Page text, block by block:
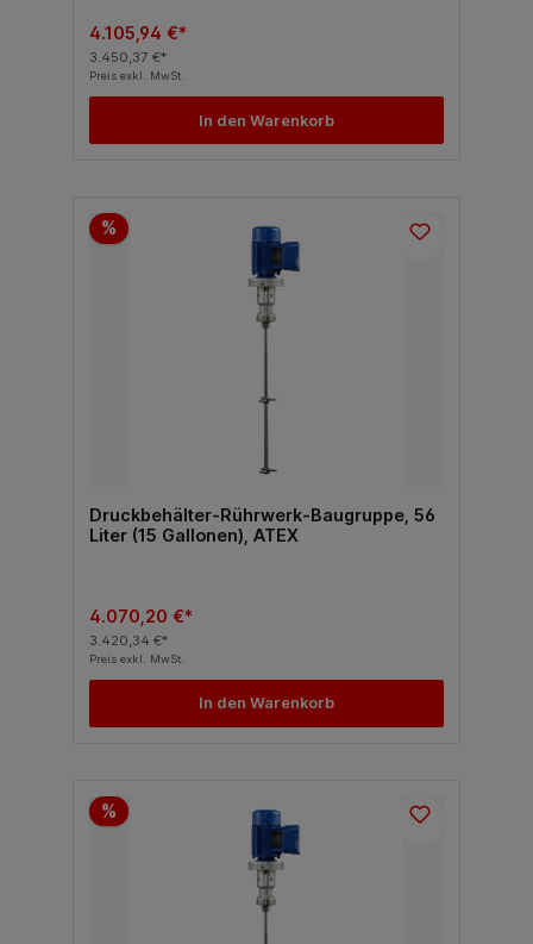
4.105,94 €*
3.450,37 €*
Preis exkl. MwSt.
In den Warenkorb
%
Druckbehälter-Rührwerk-Baugruppe, 56
Liter (15 Gallonen), ATEX
4.070,20 €*
3.420,34 €*
Preis exkl. MwSt.
In den Warenkorb
%